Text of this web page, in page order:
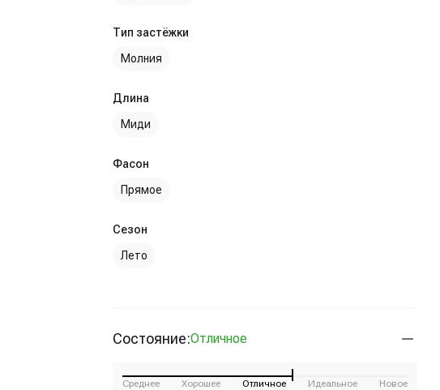
Тип застёжки
Молния
Длина
Миди
Фасон
Прямое
Сезон
Лето
Состояние:Отличное
Среднее Хорошее Отличное Идеальное Новое